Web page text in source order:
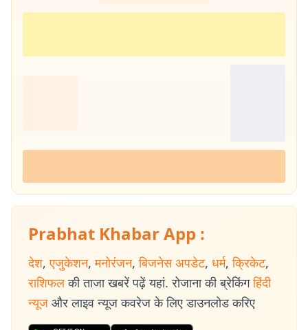
Prabhat Khabar App :
देश, एजुकेशन, मनोरंजन, बिजनेस अपडेट, धर्म, क्रिकेट,
राशिफल की ताजा खबरें पढ़ें यहां. रोजाना की ब्रेकिंग हिंदी
न्यूज और लाइव न्यूज कवरेज के लिए डाउनलोड करिए